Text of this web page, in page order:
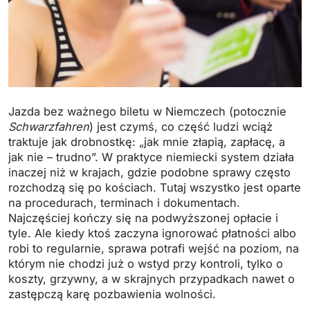
Jazda bez ważnego biletu w Niemczech (potocznie
Schwarzfahren) jest czymś, co część ludzi wciąż
traktuje jak drobnostkę: „jak mnie złapią, zapłacę, a
jak nie – trudno”. W praktyce niemiecki system działa
inaczej niż w krajach, gdzie podobne sprawy często
rozchodzą się po kościach. Tutaj wszystko jest oparte
na procedurach, terminach i dokumentach.
Najczęściej kończy się na podwyższonej opłacie i
tyle. Ale kiedy ktoś zaczyna ignorować płatności albo
robi to regularnie, sprawa potrafi wejść na poziom, na
którym nie chodzi już o wstyd przy kontroli, tylko o
koszty, grzywny, a w skrajnych przypadkach nawet o
zastępczą karę pozbawienia wolności.